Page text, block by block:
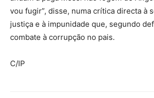
vou fugir”, disse, numa crítica directa à
justiça e à impunidade que, segundo
combate à corrupção no pais.
C/IP